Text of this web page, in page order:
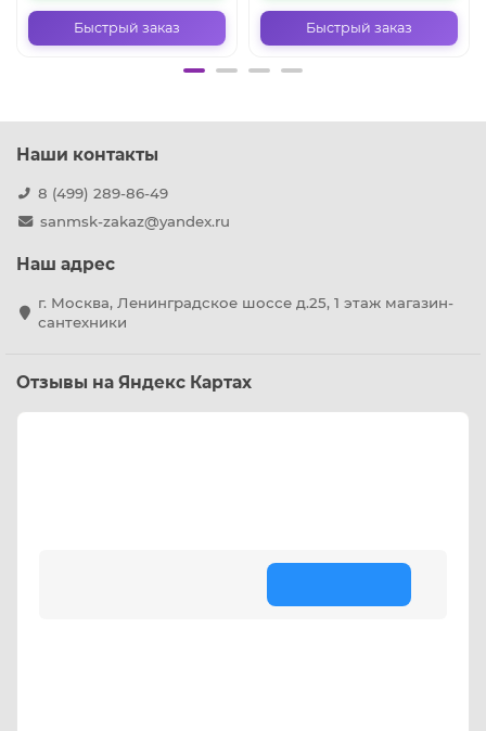
Быстрый заказ Быстрый заказ
Наши контакты
8 (499) 289-86-49
sanmsk-zakaz@yandex.ru
Наш адрес
г. Москва, Ленинградское шоссе д.25, 1 этаж магазин-
сантехники
Отзывы на Яндекс Картах